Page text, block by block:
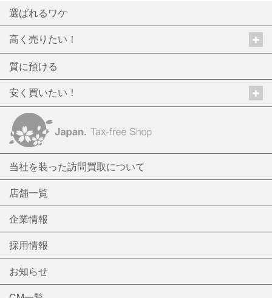
選ばれるワケ
高く売りたい！
質に預ける
安く買いたい！
当社を装った訪問買取について
店舗一覧
企業情報
採用情報
お知らせ